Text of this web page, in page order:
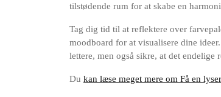
tilstødende rum for at skabe en
Tag dig tid til at reflektere over
moodboard for at visualisere dine
lettere, men også sikre, at det
Du kan læse meget mere om Få en